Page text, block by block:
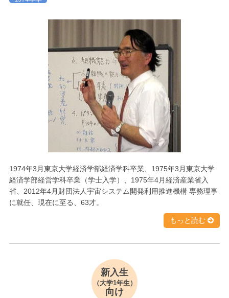
1974年3月東京大学経済学部経済学科卒業、1975年3月東京大学
経済学部経営学科卒業（学士入学）、1975年4月経済産業省入
省、2012年4月財団法人宇宙システム開発利用推進機構 専務理事
に就任、現在に至る、63才。
もっと読む
新入生
（大学1年生）
向け